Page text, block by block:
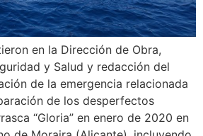
en la Dirección de Obra,
y Salud y redacción del
de la emergencia relacionada
de los desperfectos
“Gloria” en enero de 2020 en